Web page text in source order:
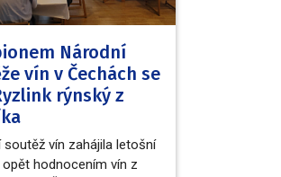
Národní
vín v Čechách se
rýnský z
soutěž vín zahájila letošní
hodnocením vín z